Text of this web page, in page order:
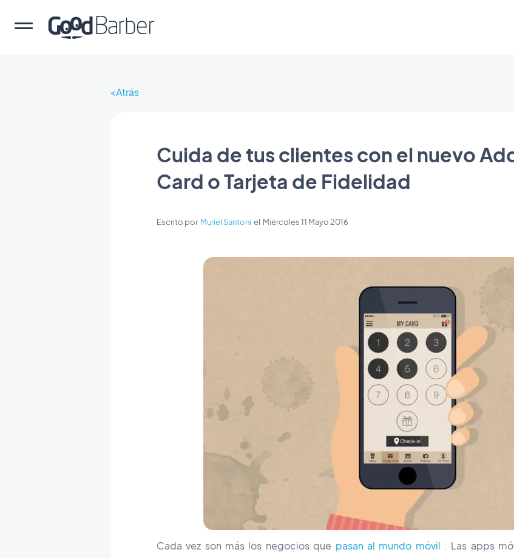
Atrás
Cuida de tus clientes con el nuevo
Card o Tarjeta de Fidelidad
Escrito por Muriel Santoni el Miércoles 11 Mayo 2016
Cada vez son más los negocios que pasan al mundo móvil . Las apps